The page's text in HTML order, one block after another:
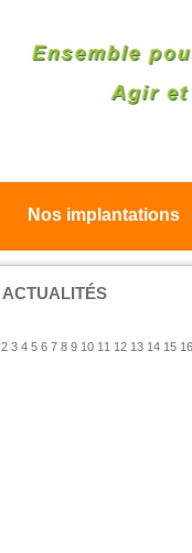
Nos implantations
ACTUALITÉS
2 3 4 5 6 7 8 9 10 11 12 13 14 15 16